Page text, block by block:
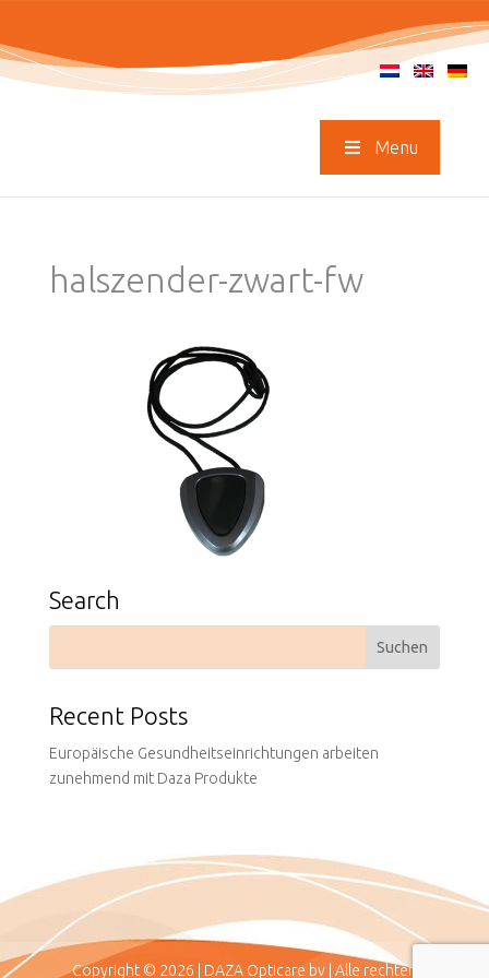
Menu
halszender-zwart-fw
Search
Recent Posts
Europäische Gesundheitseinrichtungen arbeiten
zunehmend mit Daza Produkte
Copyright © 2026 | DAZA Opticare bv | Alle rechten